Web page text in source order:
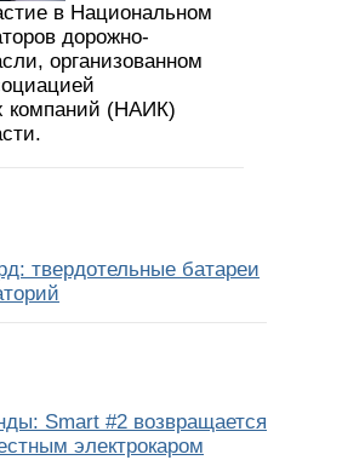
в Национальном
дорожно-
организованном
компаний (НАИК)
твердотельные батареи
Smart #2 возвращается
электрокаром